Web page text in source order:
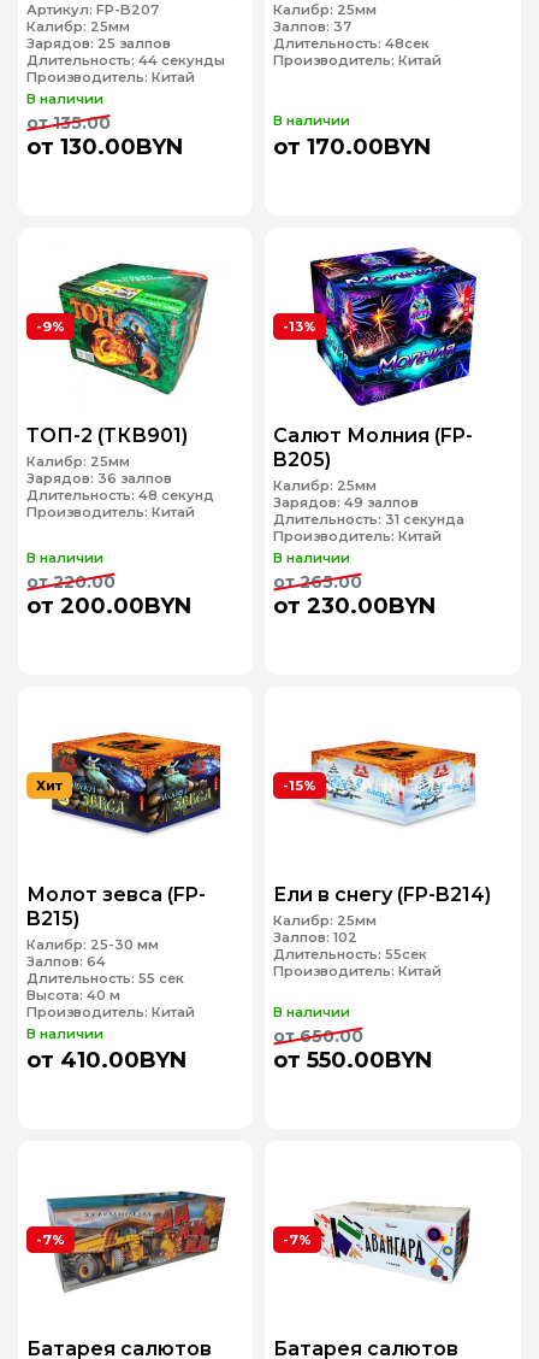
Артикул: FP-B207
Калибр: 25мм
Зарядов: 25 залпов
Длительность: 44 секунды
Производитель: Китай
В наличии
от 130.00BYN
от 135.00
Калибр: 25мм
Залпов: 37
Длительность: 48сек
Производитель: Китай
В наличии
от 170.00BYN
-9%
ТОП-2 (ТКВ901)
Калибр: 25мм
Зарядов: 36 залпов
Длительность: 48 секунд
Производитель: Китай
В наличии
от 200.00BYN
от 220.00
-13%
Салют Молния (FP-
B205)
Калибр: 25мм
Зарядов: 49 залпов
Длительность: 31 секунда
Производитель: Китай
В наличии
от 230.00BYN
от 265.00
Хит
Молот зевса (FP-
B215)
Калибр: 25-30 мм
Залпов: 64
Длительность: 55 сек
Высота: 40 м
Производитель: Китай
В наличии
от 410.00BYN
-15%
Ели в снегу (FP-B214)
Калибр: 25мм
Залпов: 102
Длительность: 55сек
Производитель: Китай
В наличии
от 550.00BYN
от 650.00
-7%
Батарея салютов
-7%
Батарея салютов